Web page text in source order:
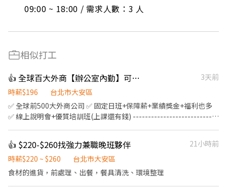
09:00 ~ 18:00 / 需求人數：3 人
相似打工
👍 全球百大外商【辦公室內勤】可無經驗 優質培訓 福利多也優 固定班
3天前
時薪$196
台北市大安區
✅ 全球前500大外商公司 ✅ 固定日班+保障薪+業績獎金+福利也多
✅ 線上說明會+優質培訓班(上課還有錢) ----------------------------
缺】 ---------------------------------- ▬▬▬▬▬▬▬▎工作介紹
▎▬▬▬▬▬▬ 【工作內容】 ⦁ 透過電話聯繫客戶並推廣產品 ⦁ 公
司提供完整客戶名單，無需自行開發 ⦁ 無需外出拜訪，工作單純穩
👍 $220-$260找強力兼職晚班夥伴
21小時前
時薪$220 ~ $260
台北市大安區
食材的進貨，前處理、出餐，餐具清洗、環境整理